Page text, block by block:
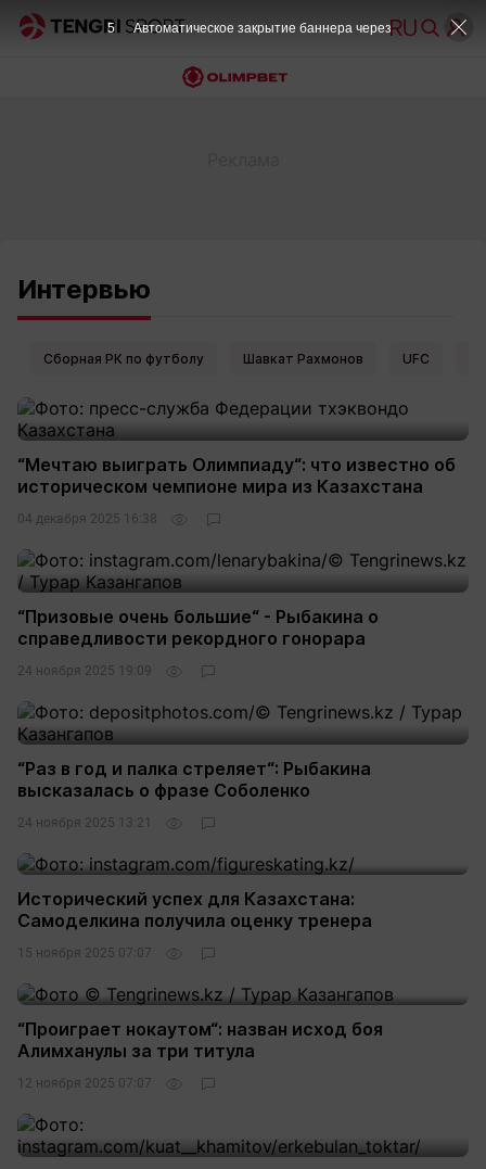
Интервью
Сборная РК по футболу Шавкат Рахмонов UFC
“Мечтаю выиграть Олимпиаду“: что известно об
историческом чемпионе мира из Казахстана
04 декабря 2025 16:38
“Призовые очень большие“ - Рыбакина о
справедливости рекордного гонорара
24 ноября 2025 19:09
“Раз в год и палка стреляет“: Рыбакина
высказалась о фразе Соболенко
24 ноября 2025 13:21
Исторический успех для Казахстана:
Самоделкина получила оценку тренера
15 ноября 2025 07:07
“Проиграет нокаутом“: назван исход боя
Алимханулы за три титула
12 ноября 2025 07:07
5 Автоматическое закрытие баннера через